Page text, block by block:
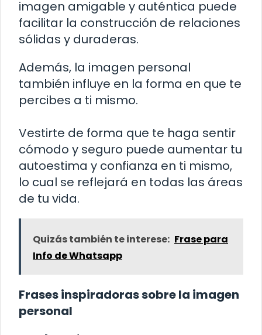
imagen amigable y auténtica puede
facilitar la construcción de relaciones
sólidas y duraderas.
Además, la imagen personal
también influye en la forma en que te
percibes a ti mismo.
Vestirte de forma que te haga sentir
cómodo y seguro puede aumentar tu
autoestima y confianza en ti mismo,
lo cual se reflejará en todas las áreas
de tu vida.
Quizás también te interese: Frase para
Info de Whatsapp
Frases inspiradoras sobre la imagen
personal